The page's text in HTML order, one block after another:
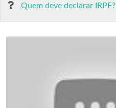
Quem deve declarar IRPF?